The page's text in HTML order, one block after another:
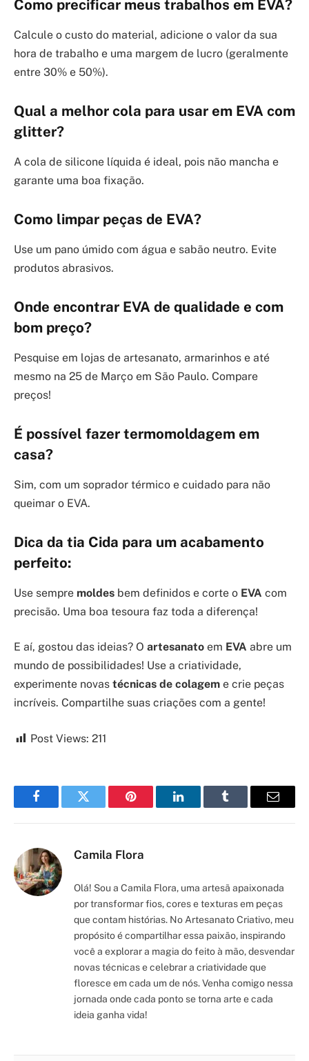
Como precificar meus trabalhos em EVA?
Calcule o custo do material, adicione o valor da sua
hora de trabalho e uma margem de lucro (geralmente
entre 30% e 50%).
Qual a melhor cola para usar em EVA com
glitter?
A cola de silicone líquida é ideal, pois não mancha e
garante uma boa fixação.
Como limpar peças de EVA?
Use um pano úmido com água e sabão neutro. Evite
produtos abrasivos.
Onde encontrar EVA de qualidade e com
bom preço?
Pesquise em lojas de artesanato, armarinhos e até
mesmo na 25 de Março em São Paulo. Compare
preços!
É possível fazer termomoldagem em
casa?
Sim, com um soprador térmico e cuidado para não
queimar o EVA.
Dica da tia Cida para um acabamento
perfeito:
Use sempre moldes bem definidos e corte o EVA com
precisão. Uma boa tesoura faz toda a diferença!
E aí, gostou das ideias? O artesanato em EVA abre um
mundo de possibilidades! Use a criatividade,
experimente novas técnicas de colagem e crie peças
incríveis. Compartilhe suas criações com a gente!
Post Views: 211
FacebookTwitter Pinterest LinkedInTumblr Email
Camila Flora
Olá! Sou a Camila Flora, uma artesã apaixonada
por transformar fios, cores e texturas em peças
que contam histórias. No Artesanato Criativo, meu
propósito é compartilhar essa paixão, inspirando
você a explorar a magia do feito à mão, desvendar
novas técnicas e celebrar a criatividade que
floresce em cada um de nós. Venha comigo nessa
jornada onde cada ponto se torna arte e cada
ideia ganha vida!